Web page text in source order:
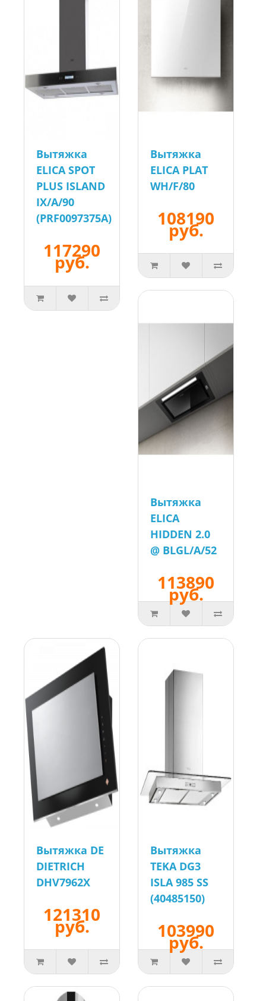
Вытяжка
ELICA SPOT
PLUS ISLAND
IX/A/90
(PRF0097375A)
117290
руб.
Вытяжка
ELICA PLAT
WH/F/80
108190
руб.
Вытяжка
ELICA
HIDDEN 2.0
@ BLGL/A/52
113890
руб.
Вытяжка DE
DIETRICH
DHV7962X
121310
руб.
Вытяжка
TEKA DG3
ISLA 985 SS
(40485150)
103990
руб.